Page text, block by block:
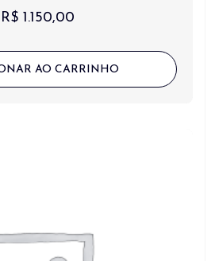
R$1.150,00
AO CARRINHO